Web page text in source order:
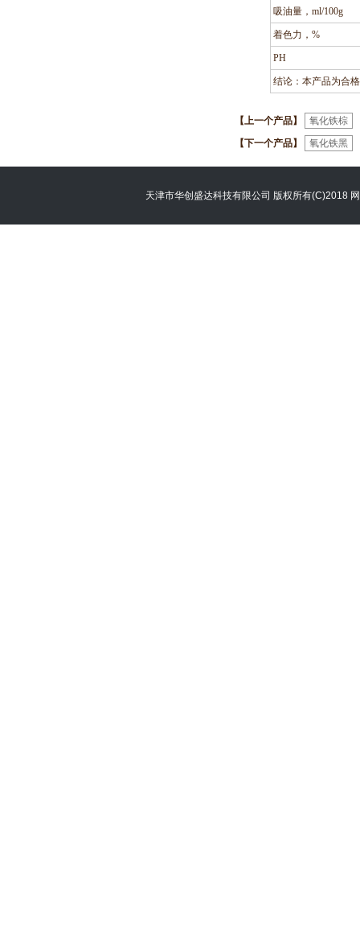
吸油量，ml/100g
着色力，%
PH
结论：本产品为合
【上一个产品】
氧化铁棕
【下一个产品】
氧化铁黑
天津市华创盛达科技有限公司 版权所有(C)2018